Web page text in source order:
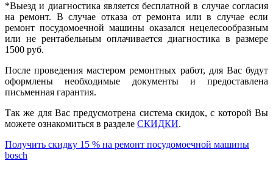
*Выезд и диагностика является бесплатной в случае согласия
на ремонт. В случае отказа от ремонта или в случае если
ремонт посудомоечной машины оказался нецелесообразным
или не рентабельным оплачивается диагностика в размере
1500 руб.
После проведения мастером ремонтных работ, для Вас будут
оформлены необходимые документы и предоставлена
письменная гарантия.
Так же для Вас предусмотрена система скидок, с которой Вы
можете ознакомиться в разделе СКИДКИ.
Получить скидку 15 % на ремонт посудомоечной машины
bosch